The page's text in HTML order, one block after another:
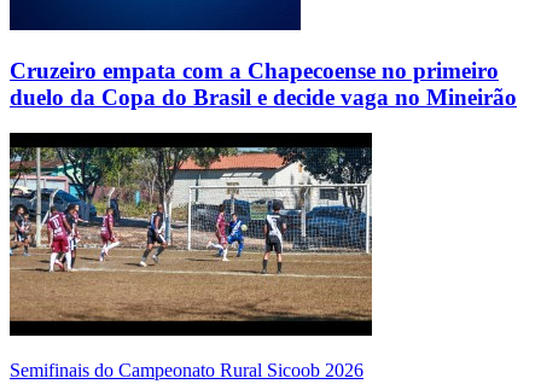
Cruzeiro empata com a Chapecoense no primeiro
duelo da Copa do Brasil e decide vaga no Mineirão
Semifinais do Campeonato Rural Sicoob 2026